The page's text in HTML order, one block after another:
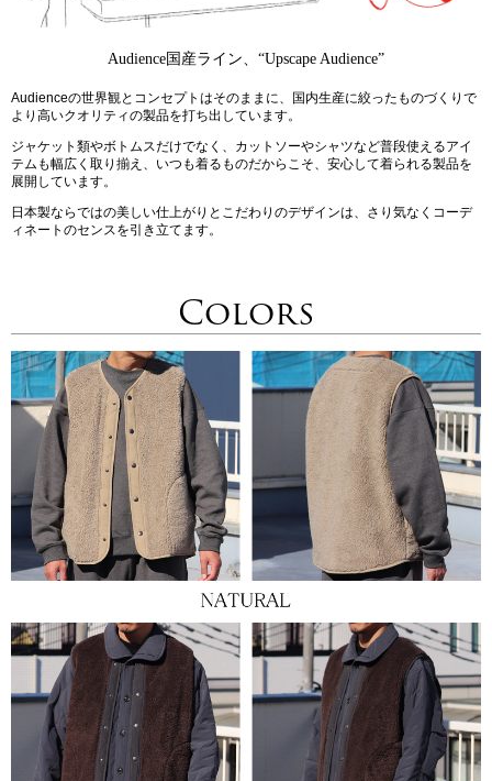
Audience国産ライン、“Upscape Audience”
Audienceの世界観とコンセプトはそのままに、国内生産に絞ったものづくりで
より高いクオリティの製品を打ち出しています。
ジャケット類やボトムスだけでなく、カットソーやシャツなど普段使えるアイ
テムも幅広く取り揃え、いつも着るものだからこそ、安心して着られる製品を
展開しています。
日本製ならではの美しい仕上がりとこだわりのデザインは、さり気なくコーデ
ィネートのセンスを引き立てます。
Colors